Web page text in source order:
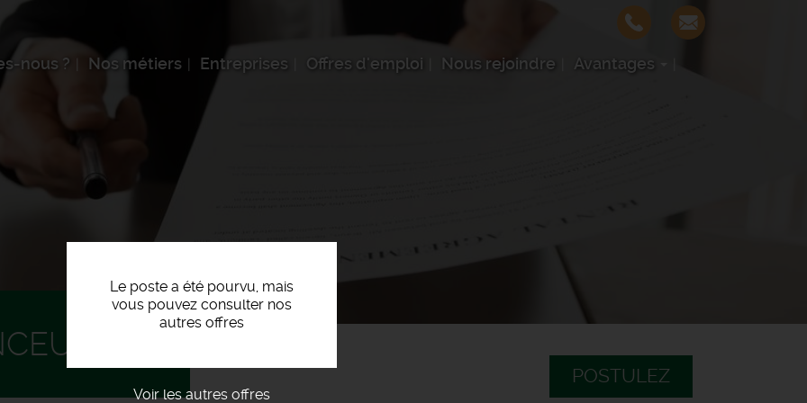
nous ? Nos métiers Entreprises Offres d'emploi Nous rejoindre Avantages
Le poste a été pourvu, mais
vous pouvez consulter nos
autres offres
Voir les autres offres
POSTULEZ
F/H